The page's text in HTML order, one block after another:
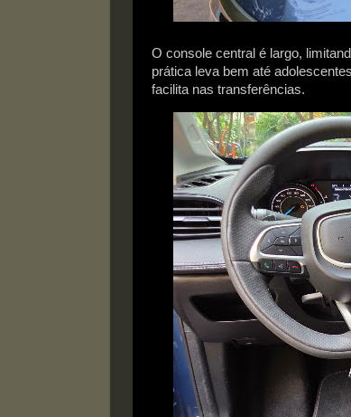
O console central é largo,
prática leva bem até
facilita nas transferências.